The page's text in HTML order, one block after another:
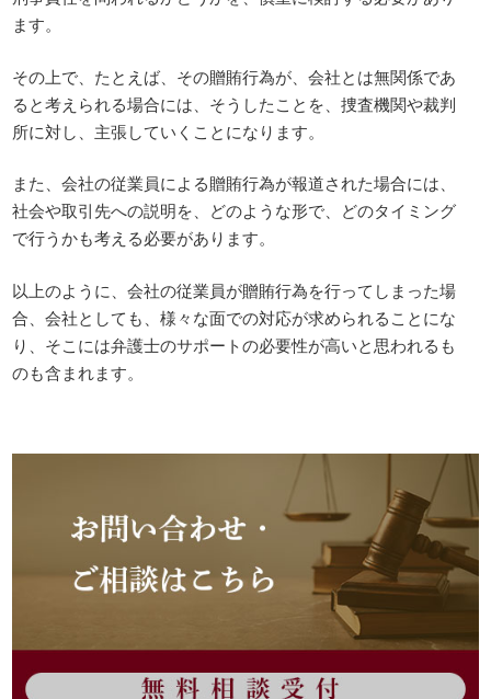
ます。
その上で、たとえば、その贈賄行為が、会社とは無関係であ
ると考えられる場合には、そうしたことを、捜査機関や裁判
所に対し、主張していくことになります。
また、会社の従業員による贈賄行為が報道された場合には、
社会や取引先への説明を、どのような形で、どのタイミング
で行うかも考える必要があります。
以上のように、会社の従業員が贈賄行為を行ってしまった場
合、会社としても、様々な面での対応が求められることにな
り、そこには弁護士のサポートの必要性が高いと思われるも
のも含まれます。